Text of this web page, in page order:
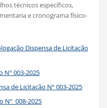
técnicos específicos,
e cronograma físico-
Dispensa de Licitação
Nº 003-2025
de Licitação Nº 003-2025
Nº 008-2025